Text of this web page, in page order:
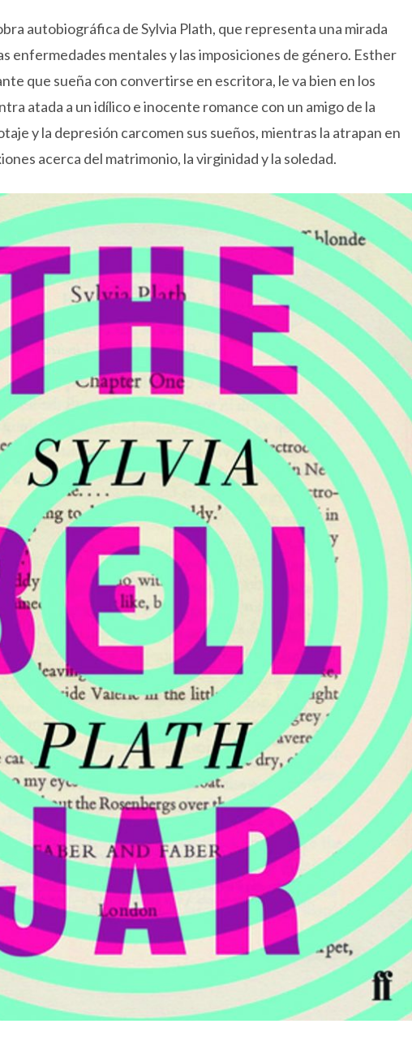
autobiográfica de Sylvia Plath, que representa una mirada
enfermedades mentales y las imposiciones de género. Esther
que sueña con convertirse en escritora, le va bien en los
atada a un idílico e inocente romance con un amigo de la
y la depresión carcomen sus sueños, mientras la atrapan en
acerca del matrimonio, la virginidad y la soledad.